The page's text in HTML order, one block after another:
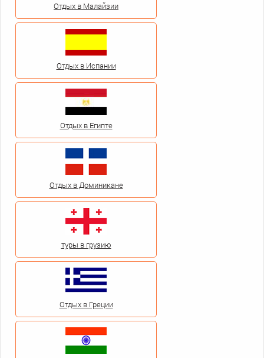
Отдых в Малайзии
Отдых в Испании
Отдых в Египте
Отдых в Доминикане
туры в грузию
Отдых в Греции